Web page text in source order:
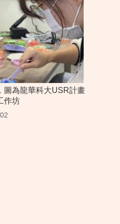
圖為龍華科大USR計畫
作坊